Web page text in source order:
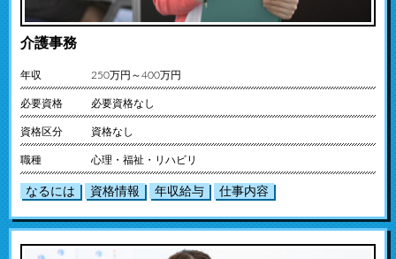
介護事務
年収 250万円～400万円
必要資格 必要資格なし
資格区分 資格なし
職種 心理・福祉・リハビリ
なるには 資格情報 年収給与 仕事内容